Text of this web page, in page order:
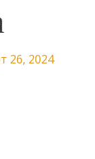
26, 2024